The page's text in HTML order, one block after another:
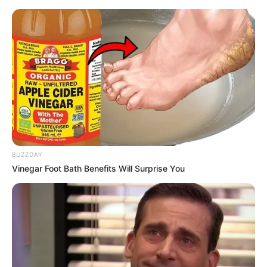
au
contenu AU PETIT PARIEUR
Pronostic Gratuit du Tiercé Quinté PMU du jour
Menu
BUZZDAY
Vinegar Foot Bath Benefits Will Surprise You